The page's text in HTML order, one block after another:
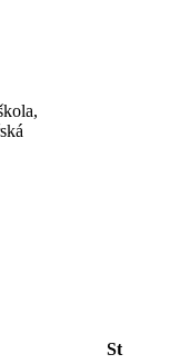
St